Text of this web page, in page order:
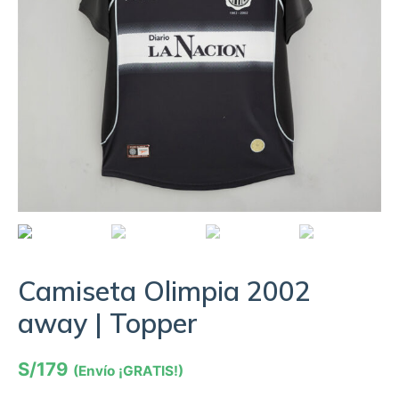
Camiseta Olimpia 2002
away | Topper
S/179 (Envío ¡GRATIS!)